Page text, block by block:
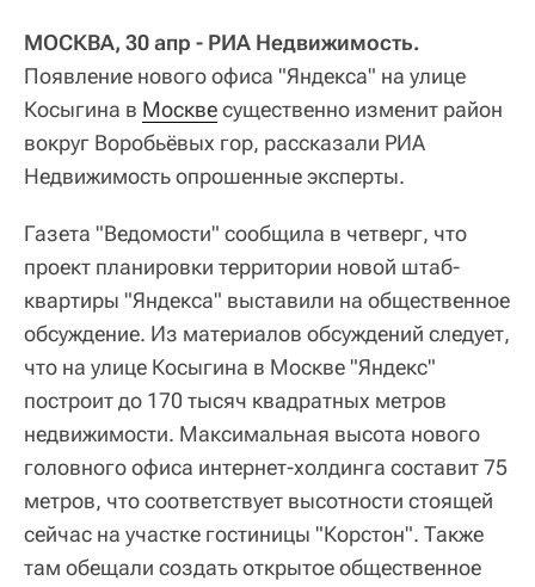
МОСКВА, 30 апр - РИА Недвижимость.
Появление нового офиса "Яндекса" на улице
Косыгина в Москвесущественно изменит район
вокруг Воробьёвых гор, рассказали РИА
Недвижимость опрошенные эксперты.
Газета "Ведомости" сообщила в четверг, что
проект планировки территории новой штаб-
квартиры "Яндекса" выставили на общественное
обсуждение. Из материалов обсуждений следует,
что на улице Косыгина в Москве "Яндекс"
построит до 170 тысяч квадратных метров
недвижимости. Максимальная высота нового
головного офиса интернет-холдинга составит 75
метров, что соответствует высотности стоящей
сейчас на участке гостиницы "Корстон". Также
там обещали создать открытое общественное